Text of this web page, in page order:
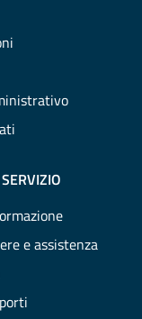
e assistenza